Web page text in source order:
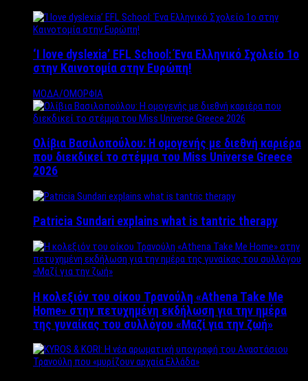
‘Ι love dyslexia’ EFL School: Ένα Ελληνικό Σχολείo 1ο
στην Καινοτομία στην Ευρώπη!
ΜΟΔΑ/ΟΜΟΡΦΙΑ
Ολίβια Βασιλοπούλου: Η ομογενής με διεθνή καριέρα
που διεκδικεί το στέμμα του Miss Universe Greece
2026
Patricia Sundari explains what is tantric therapy
Η κολεξιόν του οίκου Τρανούλη «Athena Take Me
Home» στην πετυχημένη εκδήλωση για την ημέρα
της γυναίκας του συλλόγου «Μαζί για την ζωή»